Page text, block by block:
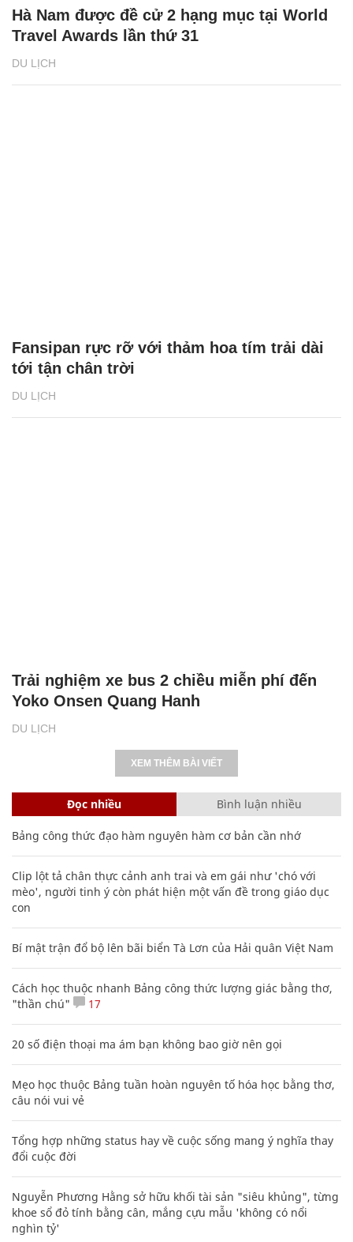
DU LỊCH
Hà Nam được đề cử 2 hạng mục tại World
Travel Awards lần thứ 31
DU LỊCH
Fansipan rực rỡ với thảm hoa tím trải dài
tới tận chân trời
DU LỊCH
Trải nghiệm xe bus 2 chiều miễn phí đến
Yoko Onsen Quang Hanh
XEM THÊM BÀI VIẾT
Đọc nhiều Bình luận nhiều
Bảng công thức đạo hàm nguyên hàm cơ bản cần nhớ
Clip lột tả chân thực cảnh anh trai và em gái như 'chó với
mèo', người tinh ý còn phát hiện một vấn đề trong giáo dục
con
Bí mật trận đổ bộ lên bãi biển Tà Lơn của Hải quân Việt Nam
Cách học thuộc nhanh Bảng công thức lượng giác bằng thơ,
"thần chú"
17
20 số điện thoại ma ám bạn không bao giờ nên gọi
Mẹo học thuộc Bảng tuần hoàn nguyên tố hóa học bằng thơ,
câu nói vui vẻ
Tổng hợp những status hay về cuộc sống mang ý nghĩa thay
đổi cuộc đời
Nguyễn Phương Hằng sở hữu khối tài sản "siêu khủng", từng
khoe sổ đỏ tính bằng cân, mắng cựu mẫu 'không có nổi
nghìn tỷ'